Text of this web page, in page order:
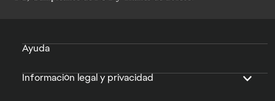
Ayuda
Información legal y privacidad